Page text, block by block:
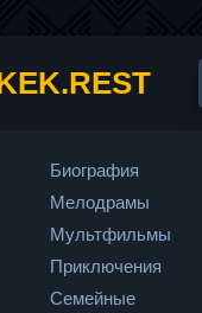
Биография
Мелодрамы
Мультфильмы
Приключения
Семейные